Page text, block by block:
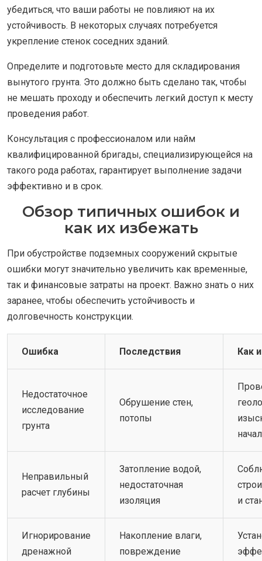
убедиться, что ваши работы не повлияют на их
устойчивость. В некоторых случаях потребуется
укрепление стенок соседних зданий.
Определите и подготовьте место для складирования
вынутого грунта. Это должно быть сделано так, чтобы
не мешать проходу и обеспечить легкий доступ к месту
проведения работ.
Консультация с профессионалом или найм
квалифицированной бригады, специализирующейся на
такого рода работах, гарантирует выполнение задачи
эффективно и в срок.
Обзор типичных ошибок и
как их избежать
При обустройстве подземных сооружений скрытые
ошибки могут значительно увеличить как временные,
так и финансовые затраты на проект. Важно знать о них
заранее, чтобы обеспечить устойчивость и
долговечность конструкции.
Ошибка Последствия Как
Недостаточное
исследование
грунта
Обрушение стен,
потопы
Неправильный
расчет глубины
Затопление водой,
недостаточная
изоляция
и
Игнорирование
дренажной
Накопление влаги,
повреждение